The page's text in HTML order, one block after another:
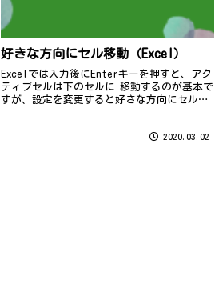
好きな方向にセル移動（Excel）
Excelでは入力後にEnterキーを押すと、アク
ティブセルは下のセルに 移動するのが基本で
すが、設定を変更すると好きな方向にセルを
2020.03.02